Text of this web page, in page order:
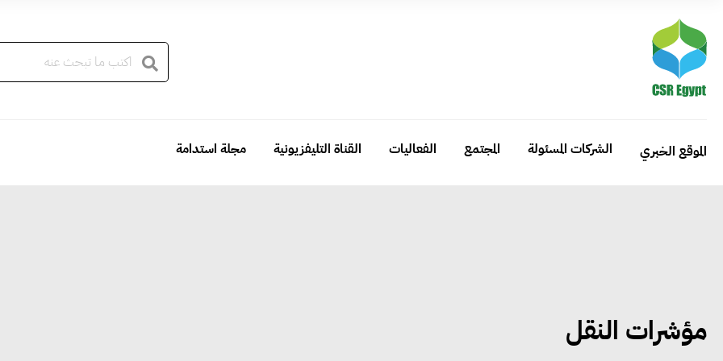
الموقع الخبري الشركات المسئولة المجتمع الفعاليات القناة التليفزيونية مجلة استدامة
مؤشرات النقل